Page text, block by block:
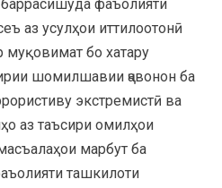
фаъолияти
аз усулҳои иттилоотонӣ
бо хатару
шомилшавии ҷавонон ба
экстремистӣ ва
аз таъсири омилҳои
марбут ба
ташкилоти